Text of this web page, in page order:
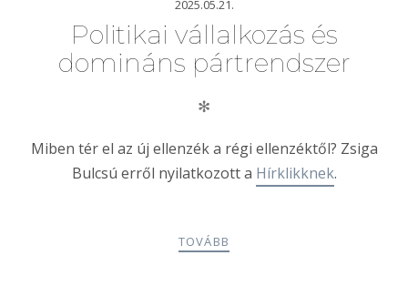
2025.05.21.
Politikai vállalkozás és
domináns pártrendszer
✻
Miben tér el az új ellenzék a régi ellenzéktől? Zsiga
Bulcsú erről nyilatkozott a Hírklikknek.
TOVÁBB